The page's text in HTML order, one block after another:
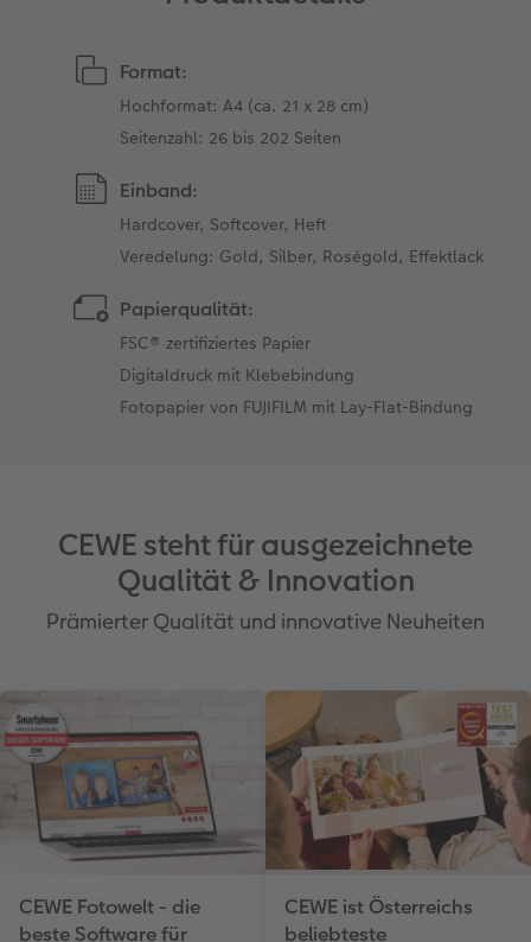
Format:
Hochformat: A4 (ca. 21 x 28 cm)
Seitenzahl: 26 bis 202 Seiten
Einband:
Hardcover, Softcover, Heft
Veredelung: Gold, Silber, Roségold, Effektlack
Papierqualität:
FSC® zertifiziertes Papier
Digitaldruck mit Klebebindung
Fotopapier von FUJIFILM mit Lay-Flat-Bindung
CEWE steht für ausgezeichnete
Qualität & Innovation
Prämierter Qualität und innovative Neuheiten
CEWE Fotowelt - die
beste Software für
CEWE ist Österreichs
beliebteste